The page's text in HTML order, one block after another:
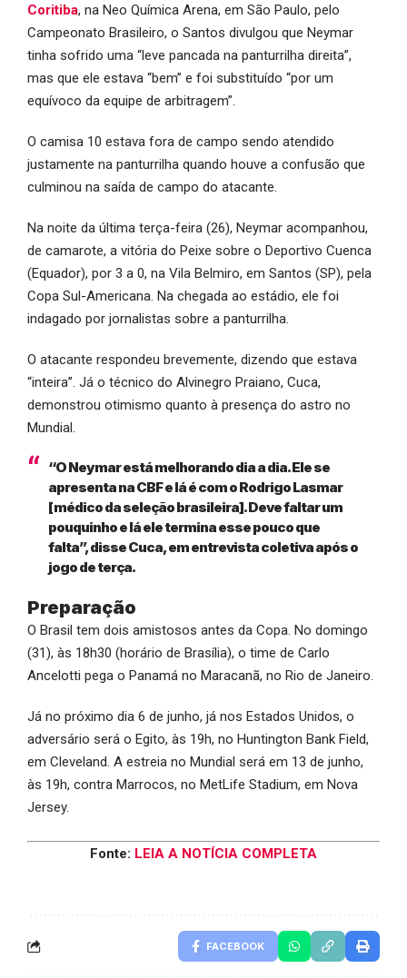
Coritiba, na Neo Química Arena, em São Paulo, pelo
Campeonato Brasileiro, o Santos divulgou que Neymar
tinha sofrido uma “leve pancada na panturrilha direita”,
mas que ele estava “bem” e foi substituído “por um
equívoco da equipe de arbitragem”.
O camisa 10 estava fora de campo sendo atendido
justamente na panturrilha quando houve a confusão que
culminou na saída de campo do atacante.
Na noite da última terça-feira (26), Neymar acompanhou,
de camarote, a vitória do Peixe sobre o Deportivo Cuenca
(Equador), por 3 a 0, na Vila Belmiro, em Santos (SP), pela
Copa Sul-Americana. Na chegada ao estádio, ele foi
indagado por jornalistas sobre a panturrilha.
O atacante respondeu brevemente, dizendo que estava
“inteira”. Já o técnico do Alvinegro Praiano, Cuca,
demonstrou otimismo quanto à presença do astro no
Mundial.
“O Neymar está melhorando dia a dia. Ele se
apresenta na CBF e lá é com o Rodrigo Lasmar
[médico da seleção brasileira]. Deve faltar um
pouquinho e lá ele termina esse pouco que
falta”, disse Cuca, em entrevista coletiva após o
jogo de terça.
Preparação
O Brasil tem dois amistosos antes da Copa. No domingo
(31), às 18h30 (horário de Brasília), o time de Carlo
Ancelotti pega o Panamá no Maracanã, no Rio de Janeiro.
Já no próximo dia 6 de junho, já nos Estados Unidos, o
adversário será o Egito, às 19h, no Huntington Bank Field,
em Cleveland. A estreia no Mundial será em 13 de junho,
às 19h, contra Marrocos, no MetLife Stadium, em Nova
Jersey.
Fonte: LEIA A NOTÍCIA COMPLETA
FACEBOOK